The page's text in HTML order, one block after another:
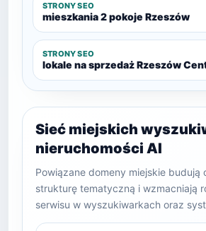
STRONY SEO
mieszkania 2 pokoje Rzeszów
STRONY SEO
lokale na sprzedaż Rzeszów
Sieć miejskich
nieruchomości AI
Powiązane domeny miejskie budują
strukturę tematyczną i wzmacniają
serwisu w wyszukiwarkach oraz